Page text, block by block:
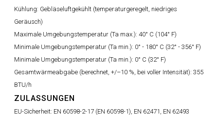
Kühlung: Gebläseluftgekühlt (temperaturgeregelt, niedriges
Geräusch)
Maximale Umgebungstemperatur (Ta max.): 40° C (104° F)
Minimale Umgebungstemperatur (Ta min.): 0° - 180° C (32° - 356° F)
Minimale Umgebungstemperatur (Ta min.): 0° C (32° F)
Gesamtwärmeabgabe (berechnet, +/–10 %, bei voller Intensität): 355
BTU/h
ZULASSUNGEN
EU-Sicherheit: EN 60598-2-17 (EN 60598-1), EN 62471, EN 62493